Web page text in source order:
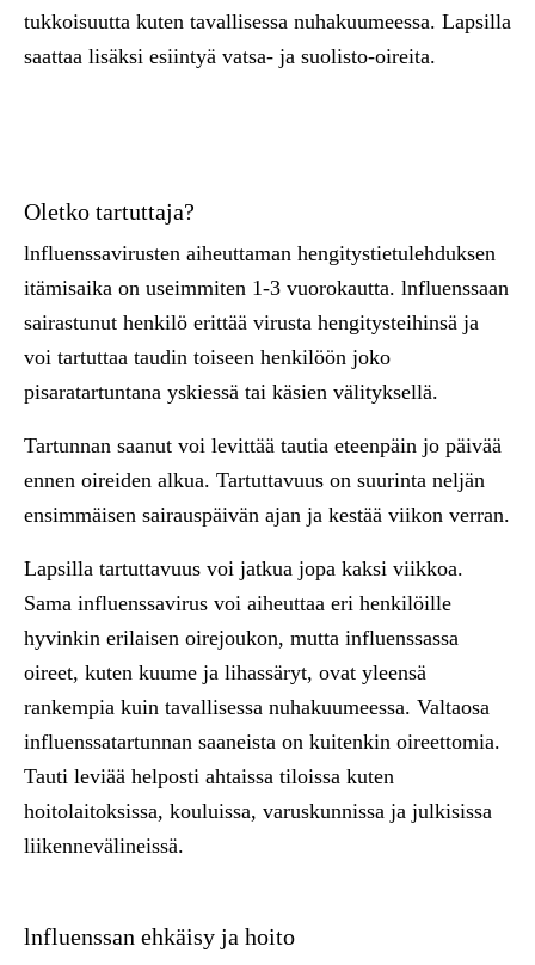
tukkoisuutta kuten tavallisessa nuhakuumeessa. Lapsilla
saattaa lisäksi esiintyä vatsa- ja suolisto-oireita.
Oletko tartuttaja?
lnfluenssavirusten aiheuttaman hengitystietulehduksen
itämisaika on useimmiten 1-3 vuorokautta. lnfluenssaan
sairastunut henkilö erittää virusta hengitysteihinsä ja
voi tartuttaa taudin toiseen henkilöön joko
pisaratartuntana yskiessä tai käsien välityksellä.
Tartunnan saanut voi levittää tautia eteenpäin jo päivää
ennen oireiden alkua. Tartuttavuus on suurinta neljän
ensimmäisen sairauspäivän ajan ja kestää viikon verran.
Lapsilla tartuttavuus voi jatkua jopa kaksi viikkoa.
Sama influenssavirus voi aiheuttaa eri henkilöille
hyvinkin erilaisen oirejoukon, mutta influenssassa
oireet, kuten kuume ja lihassäryt, ovat yleensä
rankempia kuin tavallisessa nuhakuumeessa. Valtaosa
influenssatartunnan saaneista on kuitenkin oireettomia.
Tauti leviää helposti ahtaissa tiloissa kuten
hoitolaitoksissa, kouluissa, varuskunnissa ja julkisissa
liikennevälineissä.
lnfluenssan ehkäisy ja hoito